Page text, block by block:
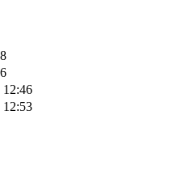
12:46
12:53